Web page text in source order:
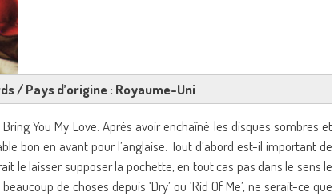
/ Pays d’origine : Royaume-Uni
You My Love. Après avoir enchaîné les disques sombres et
bon en avant pour l’anglaise. Tout d’abord est-il important de
le laisser supposer la pochette, en tout cas pas dans le sens le
de choses depuis ‘Dry’ ou ‘Rid Of Me’, ne serait-ce que